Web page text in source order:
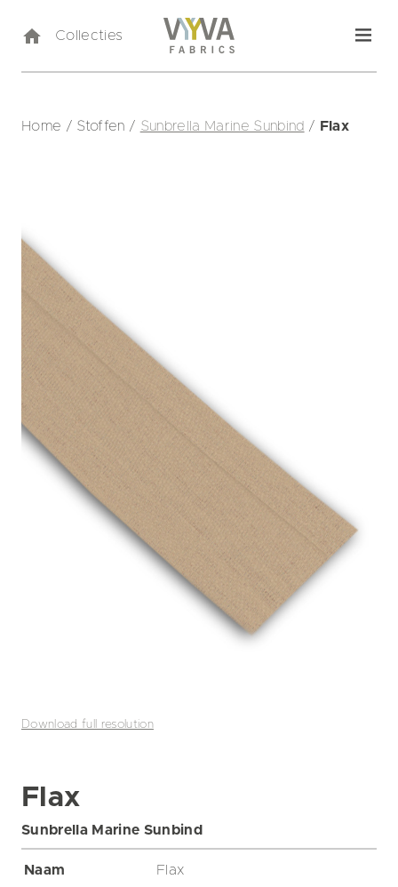
Collecties
Home / Stoffen / Sunbrella Marine Sunbind / Flax
Download full resolution
Flax
Sunbrella Marine Sunbind
Naam
Flax